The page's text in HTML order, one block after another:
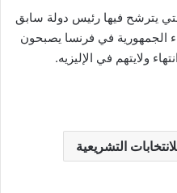
يترشح فيها رئيس دولة سابق
الجمهورية في فرنسا يصبحون
ولايتهم في الإليزيه.
التشريعية